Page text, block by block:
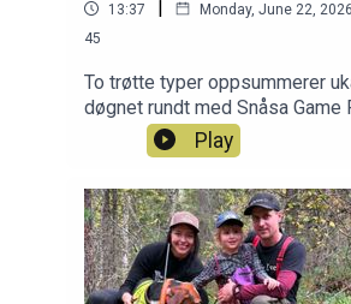
13:37 | Monday, June 22, 2026
45
To trøtte typer oppsummerer
døgnet rundt med Snåsa Game
også lyst til å bli med i
deg inn her da vel:
Play